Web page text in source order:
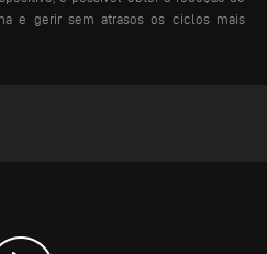
e gerir sem atrasos os ciclos mais